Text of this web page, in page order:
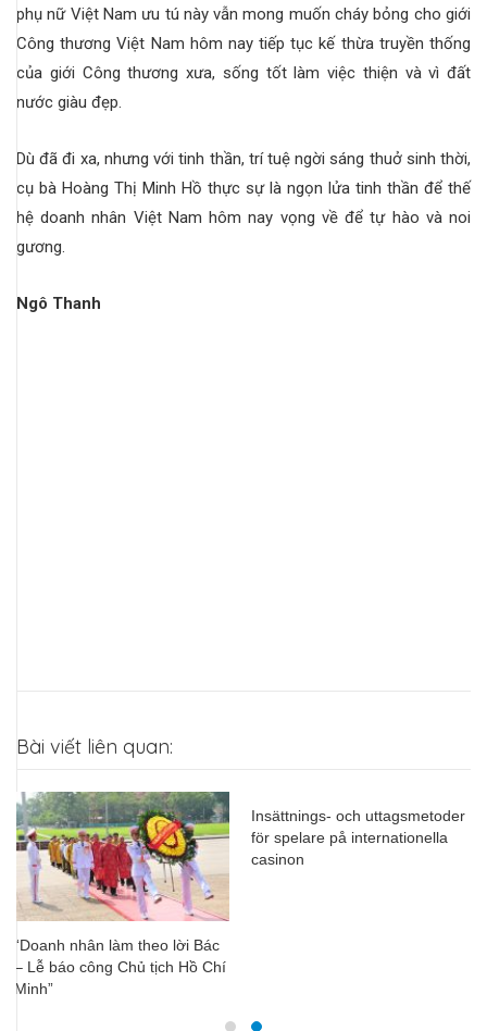
phụ nữ Việt Nam ưu tú này vẫn mong muốn cháy bỏng cho giới
Công thương Việt Nam hôm nay tiếp tục kế thừa truyền thống
của giới Công thương xưa, sống tốt làm việc thiện và vì đất
nước giàu đẹp.
Dù đã đi xa, nhưng với tinh thần, trí tuệ ngời sáng thuở sinh thời,
cụ bà Hoàng Thị Minh Hồ thực sự là ngọn lửa tinh thần để thế
hệ doanh nhân Việt Nam hôm nay vọng về để tự hào và noi
gương.
Ngô Thanh
Bài viết liên quan:
“Doanh nhân làm theo lời Bác
– Lễ báo công Chủ tịch Hồ Chí
Minh”
Insättnings- och uttagsmetoder
för spelare på internationella
casinon